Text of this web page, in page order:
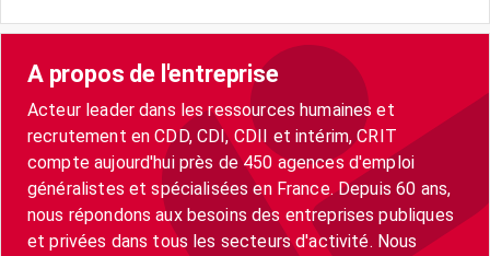
A propos de l'entreprise
Acteur leader dans les ressources humaines et
recrutement en CDD, CDI, CDII et intérim, CRIT
compte aujourd'hui près de 450 agences d'emploi
généralistes et spécialisées en France. Depuis 60 ans,
nous répondons aux besoins des entreprises publiques
et privées dans tous les secteurs d'activité. Nous